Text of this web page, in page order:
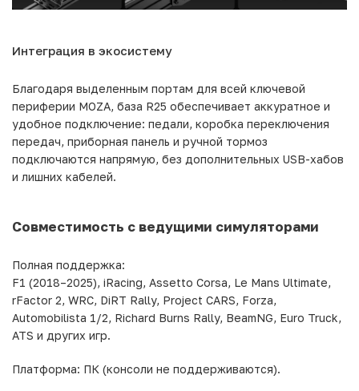
Интеграция в экосистему
Благодаря выделенным портам для всей ключевой
периферии MOZA, база R25 обеспечивает аккуратное и
удобное подключение: педали, коробка переключения
передач, приборная панель и ручной тормоз
подключаются напрямую, без дополнительных USB-хабов
и лишних кабелей.
Совместимость с ведущими симуляторами
Полная поддержка:
F1 (2018–2025), iRacing, Assetto Corsa, Le Mans Ultimate,
rFactor 2, WRC, DiRT Rally, Project CARS, Forza,
Automobilista 1/2, Richard Burns Rally, BeamNG, Euro Truck,
ATS и других игр.
Платформа: ПК (консоли не поддерживаются).